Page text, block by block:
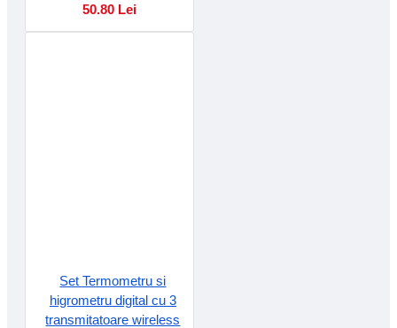
50.80 Lei
Set Termometru si
higrometru digital cu 3
transmitatoare wireless